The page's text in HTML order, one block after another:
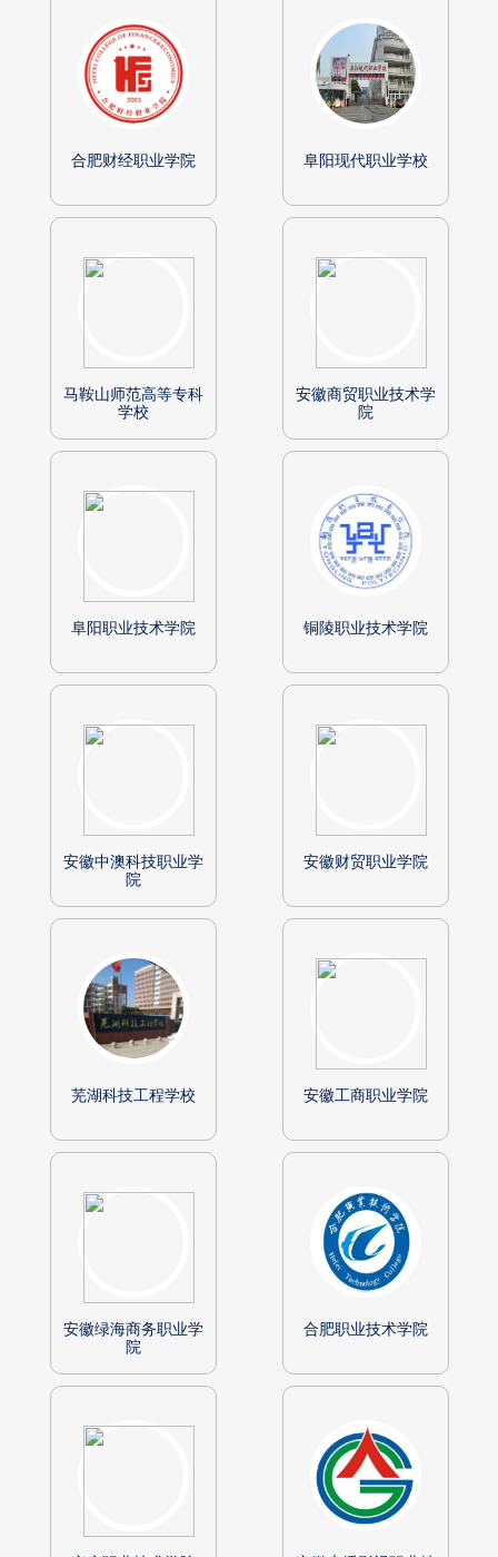
合肥财经职业学院 阜阳现代职业学校
马鞍山师范高等专科
学校
安徽商贸职业技术学
院
阜阳职业技术学院 铜陵职业技术学院
安徽中澳科技职业学
院
安徽财贸职业学院
芜湖科技工程学校 安徽工商职业学院
安徽绿海商务职业学
院
合肥职业技术学院